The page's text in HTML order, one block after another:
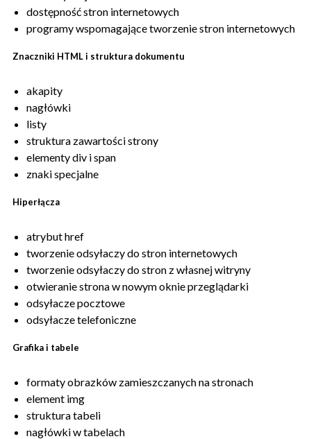
dostępność stron internetowych
programy wspomagające tworzenie stron internetowych
Znaczniki HTML i struktura dokumentu
akapity
nagłówki
listy
struktura zawartości strony
elementy div i span
znaki specjalne
Hiperłącza
atrybut href
tworzenie odsyłaczy do stron internetowych
tworzenie odsyłaczy do stron z własnej witryny
otwieranie strona w nowym oknie przeglądarki
odsyłacze pocztowe
odsyłacze telefoniczne
Grafika i tabele
formaty obrazków zamieszczanych na stronach
element img
struktura tabeli
nagłówki w tabelach